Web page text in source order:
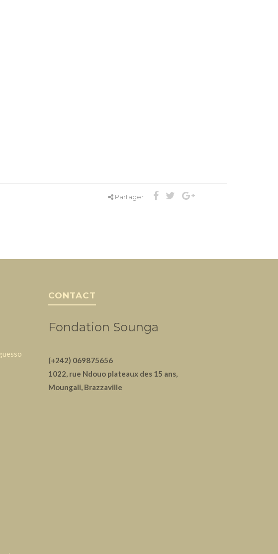
Partager :
CONTACT
Fondation Sounga
(+242) 069875656
1022, rue Ndouo plateaux des 15 ans,
Moungali, Brazzaville